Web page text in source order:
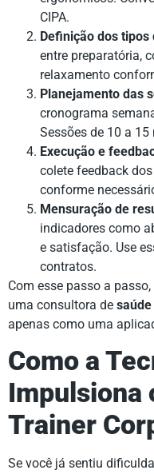
CIPA.
Definição dos tipos
entre preparatória,
relaxamento
Planejamento das
cronograma
Sessões de 10 a
Execução e
colete feedback
conforme
Mensuração de
indicadores como
e satisfação. Use
contratos.
Com esse passo a
uma consultora de
apenas como uma
Como a
Impulsiona
Trainer
Se você já sentiu